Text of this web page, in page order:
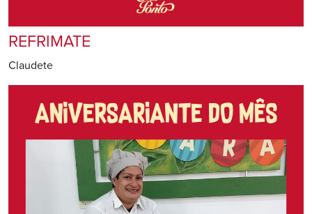
REFRIMATE
Claudete